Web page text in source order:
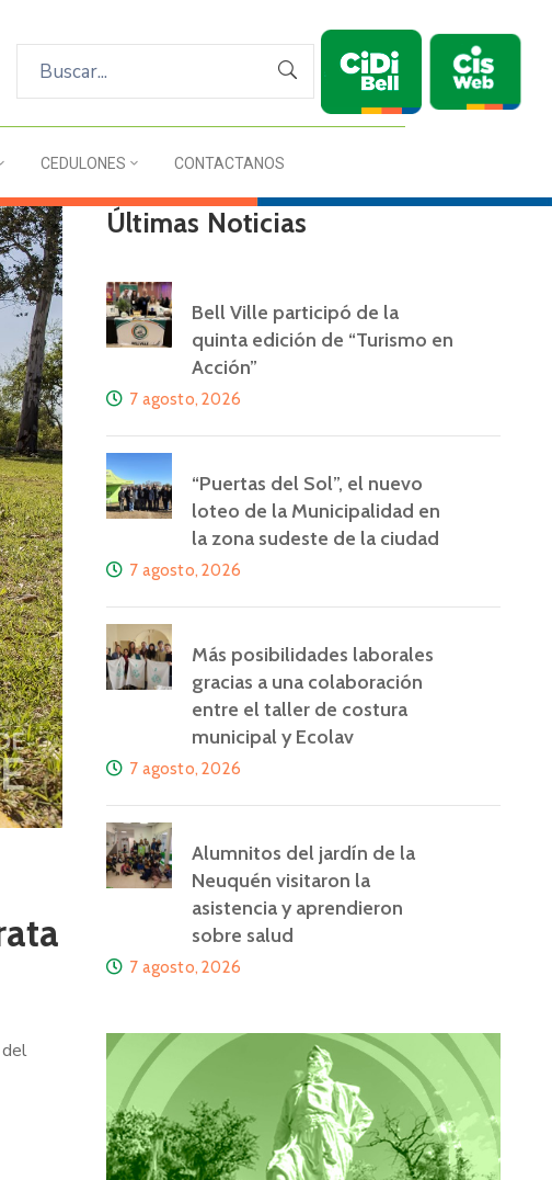
CEDULONES CONTACTANOS
Últimas Noticias
Bell Ville participó de la
quinta edición de “Turismo en
Acción”
7 agosto, 2026
“Puertas del Sol”, el nuevo
loteo de la Municipalidad en
la zona sudeste de la ciudad
7 agosto, 2026
Más posibilidades laborales
gracias a una colaboración
entre el taller de costura
municipal y Ecolav
7 agosto, 2026
Alumnitos del jardín de la
Neuquén visitaron la
asistencia y aprendieron
sobre salud
7 agosto, 2026